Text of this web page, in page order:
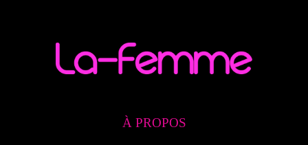
À PROPOS